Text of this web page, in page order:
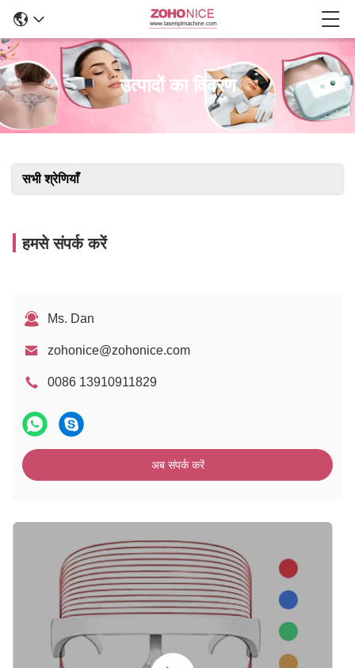
उत्पादों का विवरण
सभी श्रेणियाँ
हमसे संपर्क करें
Ms. Dan
zohonice@zohonice.com
0086 13910911829
अब संपर्क करें